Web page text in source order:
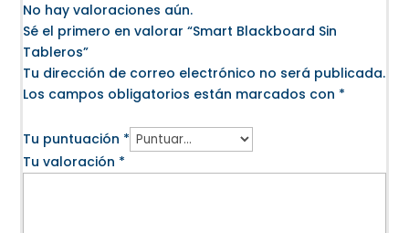
No hay valoraciones aún.
Sé el primero en valorar “Smart Blackboard Sin
Tableros”
Tu dirección de correo electrónico no será publicada.
Los campos obligatorios están marcados con *
Tu puntuación *
Tu valoración *